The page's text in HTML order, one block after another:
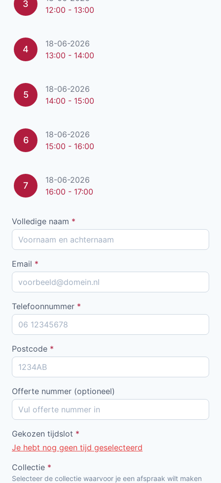
3
12:00 - 13:00
4
18-06-2026
13:00 - 14:00
5
18-06-2026
14:00 - 15:00
6
18-06-2026
15:00 - 16:00
7
18-06-2026
16:00 - 17:00
Volledige naam *
Email *
Telefoonnummer *
Postcode *
Offerte nummer (optioneel)
Gekozen tijdslot *
Je hebt nog geen tijd geselecteerd
Collectie *
Selecteer de collectie waarvoor je een afspraak wilt maken